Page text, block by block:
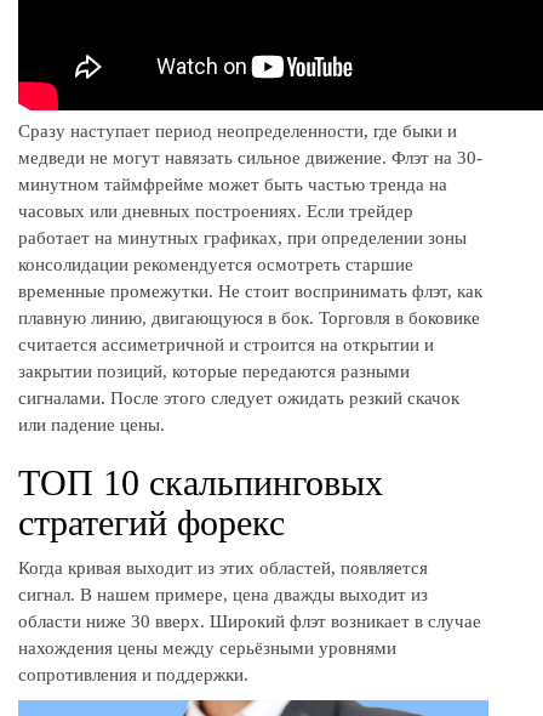
Сразу наступает период неопределенности, где быки и
медведи не могут навязать сильное движение. Флэт на 30-
минутном таймфрейме может быть частью тренда на
часовых или дневных построениях. Если трейдер
работает на минутных графиках, при определении зоны
консолидации рекомендуется осмотреть старшие
временные промежутки. Не стоит воспринимать флэт, как
плавную линию, двигающуюся в бок. Торговля в боковике
считается ассиметричной и строится на открытии и
закрытии позиций, которые передаются разными
сигналами. После этого следует ожидать резкий скачок
или падение цены.
ТОП 10 скальпинговых
стратегий форекс
Когда кривая выходит из этих областей, появляется
сигнал. В нашем примере, цена дважды выходит из
области ниже 30 вверх. Широкий флэт возникает в случае
нахождения цены между серьёзными уровнями
сопротивления и поддержки.